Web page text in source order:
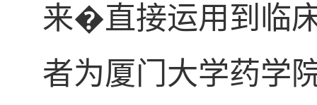
来�直接运用到临
者为厦门大学药学